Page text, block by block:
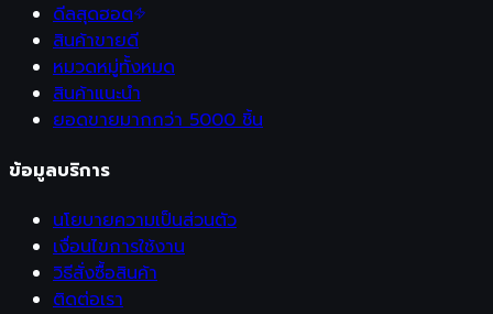
ดีลสุดฮอต
สินค้าขายดี
หมวดหมู่ทั้งหมด
สินค้าแนะนำ
ยอดขายมากกว่า 5000 ชิ้น
ข้อมูลบริการ
นโยบายความเป็นส่วนตัว
เงื่อนไขการใช้งาน
วิธีสั่งซื้อสินค้า
ติดต่อเรา